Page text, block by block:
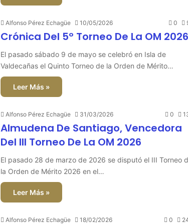
Alfonso Pérez Echagüe 10/05/2026 0
Crónica Del 5º Torneo De La OM 2026
El pasado sábado 9 de mayo se celebró en Isla de
Valdecañas el Quinto Torneo de la Orden de Mérito…
Leer Más »
Alfonso Pérez Echagüe 31/03/2026 0
Almudena De Santiago, Vencedora
Del III Torneo De La OM 2026
El pasado 28 de marzo de 2026 se disputó el III Torneo
la Orden de Mérito 2026 en el…
Leer Más »
Alfonso Pérez Echagüe 18/02/2026 0